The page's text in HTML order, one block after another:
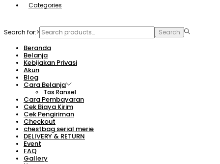
Categories
Search for:> Search
Beranda
Belanja
Kebijakan Privasi
Akun
Blog
Cara Belanja
Tas Ransel
Cara Pembayaran
Cek Biaya Kirim
Cek Pengiriman
Checkout
chestbag serial merie
DELIVERY & RETURN
Event
FAQ
Gallery